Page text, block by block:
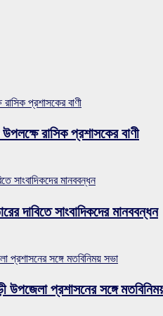
প্রশাসকের বাণী
রাসিক প্রশাসকের বাণী
সাংবাদিকদের মানববন্ধন
দাবিতে সাংবাদিকদের মানববন্ধন
প্রশাসনের সঙ্গে মতবিনিময় সভা
উপজেলা প্রশাসনের সঙ্গে